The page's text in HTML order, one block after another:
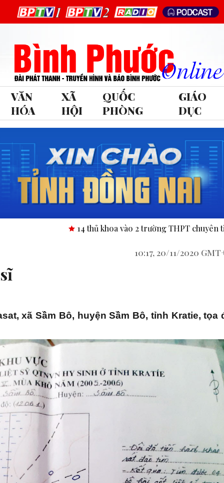
VĂN
HÓA
XÃ
HỘI
QUỐC
PHÒNG
GIÁO
DỤC
thủ khoa vào 2 trường THPT chuyên tỉnh Bình Phước.
10:17, 20/11/2020
xã Sầm Bô, huyện Sầm Bô, tỉnh Kratie, tọa